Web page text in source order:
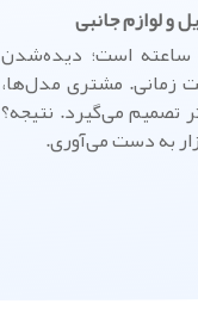
و لوازم جانبی
برای موبایل‌فروشی یک ویترین 24 ساعته است؛ دیده‌شدن
زمانی. مشتری مدل‌ها،
تصمیم می‌گیرد. نتیجه؟
به دست می‌آوری.